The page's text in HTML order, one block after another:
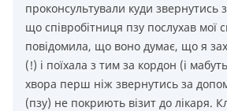
проконсультували куди звернутись
що співробітниця пзу послухав мої
повідомила, що воно думає, що я
(!) і поїхала з тим за кордон (і
хвора перш ніж звернутись за
(пзу) не покриють візит до лікаря.